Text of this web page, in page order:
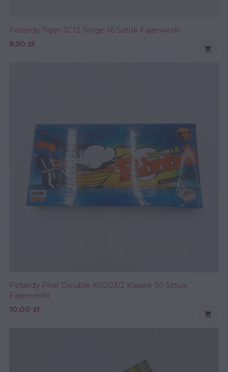
Petardy Tiger JC12 Jorge 16 Sztuk Fajerwerki
Cena
8,50 zł

Petardy Pirat Double K0203/2 Klasek 50 Sztuk
Fajerwerki
Cena
10,00 zł
